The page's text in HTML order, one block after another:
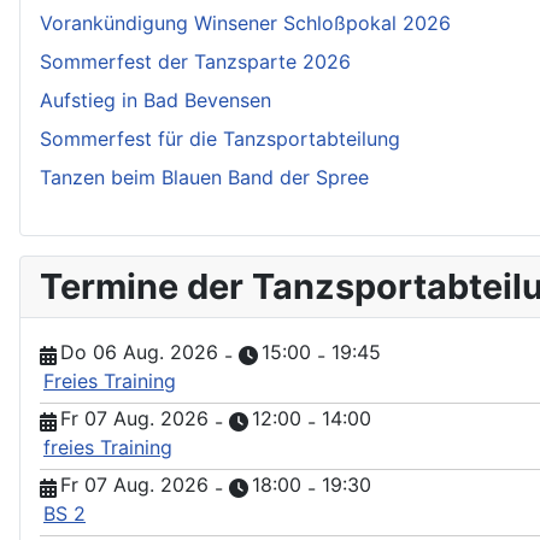
Vorankündigung Winsener Schloßpokal 2026
Sommerfest der Tanzsparte 2026
Aufstieg in Bad Bevensen
Sommerfest für die Tanzsportabteilung
Tanzen beim Blauen Band der Spree
Termine der
Do 06 Aug. 2026 - 15:00 - 19:45
Freies Training
Fr 07 Aug. 2026 - 12:00 - 14:00
freies Training
Fr 07 Aug. 2026 - 18:00 - 19:30
BS 2